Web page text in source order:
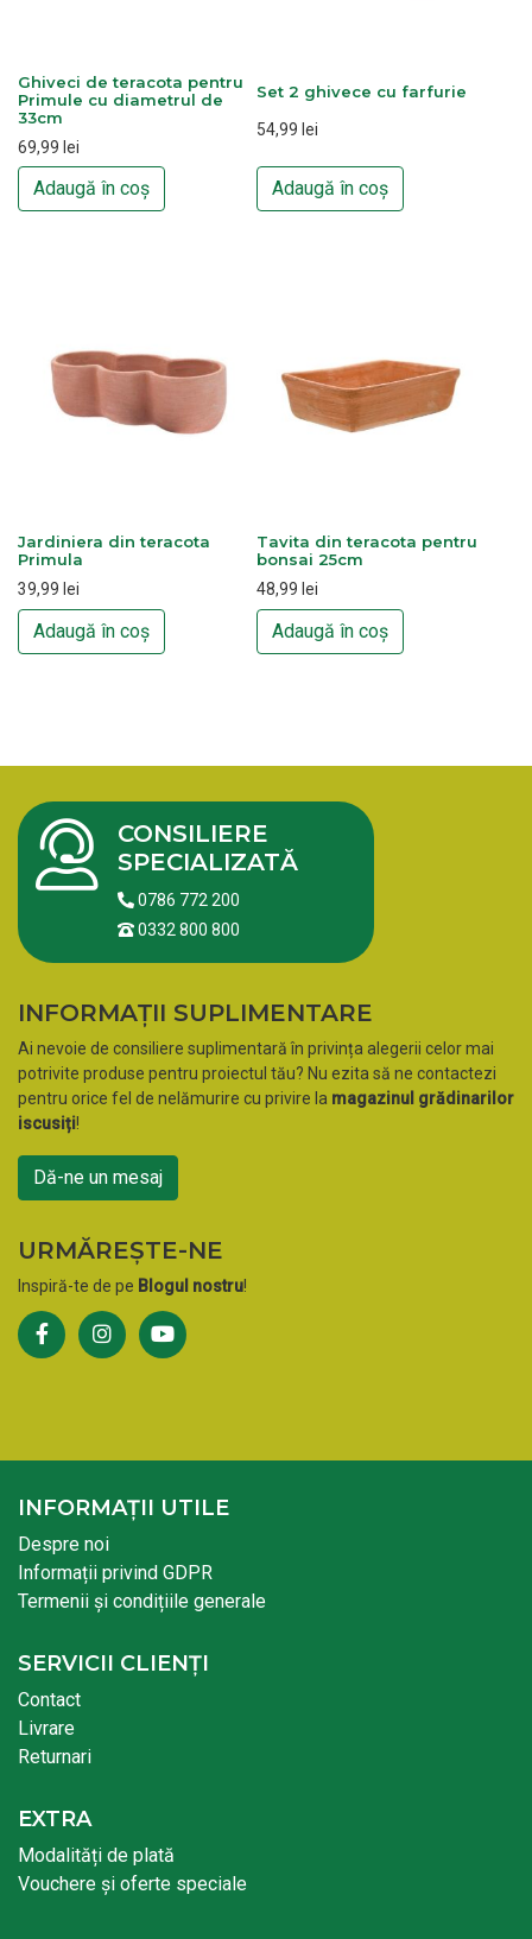
Ghiveci de teracota pentru
Primule cu diametrul de
33cm
69,99 lei
Adaugă în coș
Set 2 ghivece cu farfurie
54,99 lei
Adaugă în coș
Jardiniera din teracota
Primula
39,99 lei
Adaugă în coș
Tavita din teracota pentru
bonsai 25cm
48,99 lei
Adaugă în coș
CONSILIERE
SPECIALIZATĂ
0786 772 200
0332 800 800
INFORMAȚII SUPLIMENTARE
Ai nevoie de consiliere suplimentară în privința alegerii celor mai
potrivite produse pentru proiectul tău? Nu ezita să ne contactezi
pentru orice fel de nelămurire cu privire la magazinul grădinarilor
iscusiți!
Dă-ne un mesaj
URMĂREȘTE-NE
Inspiră-te de pe Blogul nostru!
INFORMAȚII UTILE
Despre noi
Informații privind GDPR
Termenii și condițiile generale
SERVICII CLIENȚI
Contact
Livrare
Returnari
EXTRA
Modalități de plată
Vouchere și oferte speciale